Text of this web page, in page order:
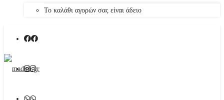
Το καλάθι αγορών σας είναι άδειο